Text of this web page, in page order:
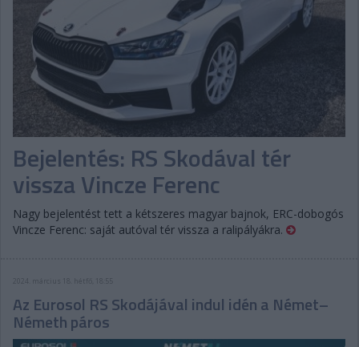
VERSENYNAPTÁRAK
Bejelentés: RS Skodával tér
vissza Vincze Ferenc
Nagy bejelentést tett a kétszeres magyar bajnok, ERC-dobogós
Vincze Ferenc: saját autóval tér vissza a ralipályákra.
2024. március 18. hétfő, 18:55
Az Eurosol RS Skodájával indul idén a Német–
Németh páros